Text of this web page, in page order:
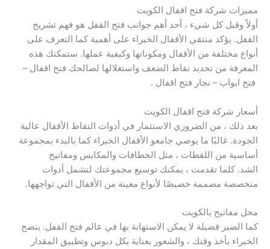
مميزات شركة فتح اقفال الكويت
أولاً وقبل كل شيء ، أحد أهم جوانب فتح القفل هو فهم تشريح
القفل. يؤكد منتقي الأقفال الخبراء على أهمية كما التعرف على
أنواع مختلفة من الأقفال ومكوناتها وكيفية عملها. ستمكنك هذه
المعرفة من تحديد نقاط الضعف واستغلالها لصالحك فتح اقفال –
فتح ابواب – نجار فتح اقفال .
أسعار شركة فتح اقفال الكويت
بعد ذلك ، من الضروري الاستثمار في أدوات التقاط الأقفال عالية
الجودة. غالبًا ما يوصي جامعو الأقفال الخبراء كما بالبدء بمجموعة
أساسية من اللقطات ، مثل الخطافات والمكابس ومفاتيح
الشد. كلما تقدمت ، يمكنك توسيع مجموعتك لتشمل أدوات
متخصصة مصممة خصيصًا لأنواع معينة من الأقفال التي تواجهها.
محل مفاتيح بالكويت
كما الصبر فضيلة لا يمكن الاستهانة بها في عالم فتح القفل. ينصح
الخبراء بأخذ وقتك ، والشعور بعناية بكل دبوس وتطبيق المقدار